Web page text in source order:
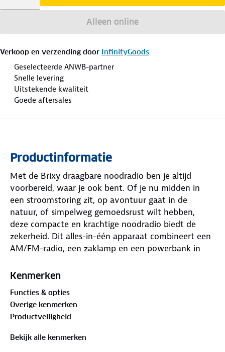
Alleen online
Verkoop en verzending door InfinityGoods
Geselecteerde ANWB-partner
Snelle levering
Uitstekende kwaliteit
Goede aftersales
Productinformatie
Met de Brixy draagbare noodradio ben je altijd
voorbereid, waar je ook bent. Of je nu midden in
een stroomstoring zit, op avontuur gaat in de
natuur, of simpelweg gemoedsrust wilt hebben,
deze compacte en krachtige noodradio biedt de
zekerheid. Dit alles-in-één apparaat combineert een
AM/FM-radio, een zaklamp en een powerbank in
drie oplaadopties zonne-energie, opwinden en USB,
een 2000 mAh powerbank laad je je telefoon
moeiteloos op, terwijl de ingebouwde zaklamp licht
biedt wanneer je dat het meest nodig hebt. Deze
noodradio is jouw betrouwbare metgezel in elke
Kenmerken
Functies & opties
Overige kenmerken
Productveiligheid
Bekijk alle kenmerken